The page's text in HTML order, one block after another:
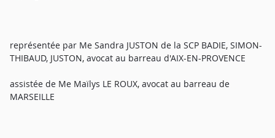
représentée par Me Sandra JUSTON de la SCP BADIE, SIMON-
THIBAUD, JUSTON, avocat au barreau d'AIX-EN-PROVENCE
assistée de Me Maïlys LE ROUX, avocat au barreau de
MARSEILLE